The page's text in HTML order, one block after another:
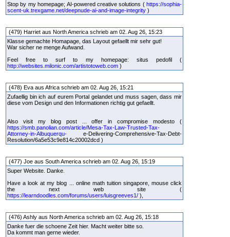
Stop by my homepage; AI-powered creative solutions ( https://sophia-
scent-uk.trexgame.net/deepnude-ai-and-image-integrity )
(479) Harriet aus North America schrieb am 02. Aug 26, 15:23
Klasse gemachte Homapage, das Layout gefaellt mir sehr gut!
War sicher ne menge Aufwand.
Feel free to surf to my homepage: situs pedofil (
http://websites.milonic.com/artistotoweb.com )
(478) Eva aus Africa schrieb am 02. Aug 26, 15:21
Zufaellig bin ich auf eurem Portal gelandet und muss sagen, dass mir
diese vom Design und den Informationen richtig gut gefaellt.
Also visit my blog post ... offer in compromise modesto (
https://smb.panolian.com/article/Mesa-Tax-Law-Trusted-Tax-
Attorney-in-Albuquerqu- e-Delivering-Comprehensive-Tax-Debt-
Resolution/6a5e53c9e814c20002dcd )
(477) Joe aus South America schrieb am 02. Aug 26, 15:19
Super Website. Danke.
Have a look at my blog ... online math tuition singapore, mouse click
the next web site (
https://learndoodles.com/forums/users/luisgreeves1/ ),
(476) Ashly aus North America schrieb am 02. Aug 26, 15:18
Danke fuer die schoene Zeit hier. Macht weiter bitte so.
Da kommt man gerne wieder.